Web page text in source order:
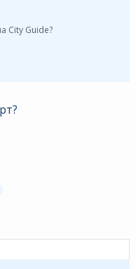
City Guide?